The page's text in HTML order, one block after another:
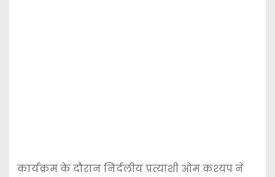
कार्यक्रम के दौरान निर्दलीय प्रत्याशी ओम कश्यप ने